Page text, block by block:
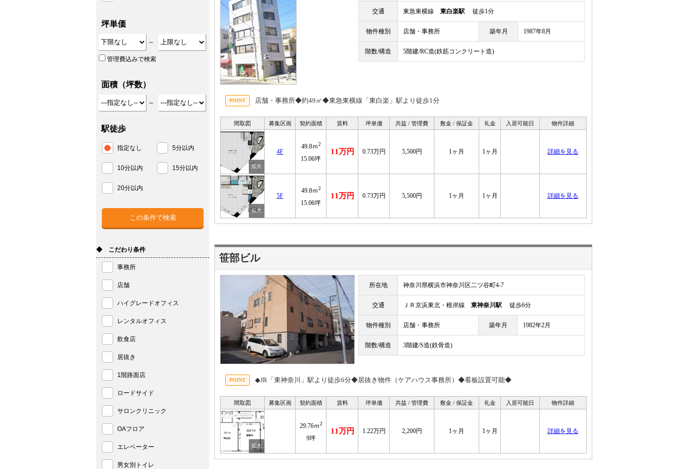
交通 東急東横線 東白楽駅 徒歩1分
物件種別 店舗・事務所 築年月 1987年8月
階数/構造 5階建/RC造(鉄筋コンクリート造)
店舗・事務所◆約49㎡◆東急東横線「東白楽」駅より徒歩1分
間取図 募集区画 契約面積 賃料 坪単価 共益 / 管理費 敷金 / 保証金 礼金 入居可能日 物件詳細
4F
49.8ｍ2
15.06坪
11万円 0.73万円 5,500円 1ヶ月 1ヶ月 詳細を見る
5F
49.8ｍ2
15.06坪
11万円 0.73万円 5,500円 1ヶ月 1ヶ月 詳細を見る
笹部ビル
所在地 神奈川県横浜市神奈川区二ツ谷町4-7
交通 ＪＲ京浜東北・根岸線 東神奈川駅 徒歩6分
物件種別 店舗・事務所 築年月 1982年2月
階数/構造 3階建/S造(鉄骨造)
◆JR「東神奈川」駅より徒歩6分◆居抜き物件（ケアハウス事務所）◆看板設置可能◆
間取図 募集区画 契約面積 賃料 坪単価 共益 / 管理費 敷金 / 保証金 礼金 入居可能日 物件詳細
29.76ｍ2
9坪
11万円 1.22万円 2,200円 1ヶ月 1ヶ月 詳細を見る
坪単価
～
管理費込みで検索
面積（坪数）
～
駅徒歩
指定なし 5分以内
10分以内 15分以内
20分以内
◆ こだわり条件
事務所
店舗
ハイグレードオフィス
レンタルオフィス
飲食店
居抜き
1階路面店
ロードサイド
サロンクリニック
OAフロア
エレベーター
男女別トイレ